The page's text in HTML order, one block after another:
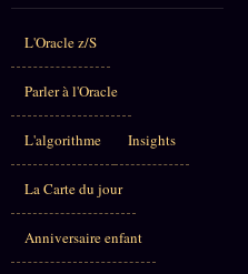
L'Oracle z/S
Parler à l'Oracle
L'algorithme Insights
La Carte du jour
Anniversaire enfant